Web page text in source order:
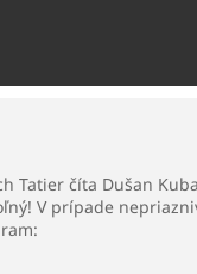
Tatier číta Dušan
V prípade